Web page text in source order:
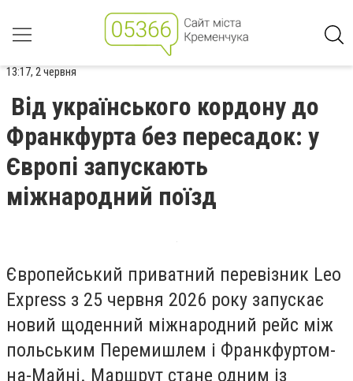
13:17, 2 червня
Від українського кордону до
Франкфурта без пересадок: у
Європі запускають
міжнародний поїзд
Європейський приватний перевізник Leo
Express з 25 червня 2026 року запускає
новий щоденний міжнародний рейс між
польським Перемишлем і Франкфуртом-
на-Майні. Маршрут стане одним із